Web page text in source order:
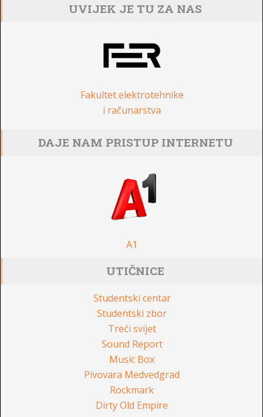
UVIJEK JE TU ZA NAS
Fakultet elektrotehnike
i računarstva
DAJE NAM PRISTUP INTERNETU
A1
UTIČNICE
Studentski centar
Studentski zbor
Treći svijet
Sound Report
Music Box
Pivovara Medvedgrad
Rockmark
Dirty Old Empire